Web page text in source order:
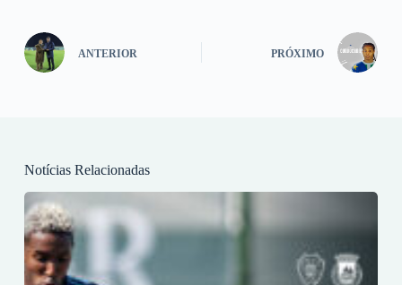
ANTERIOR PRÓXIMO
Notícias Relacionadas